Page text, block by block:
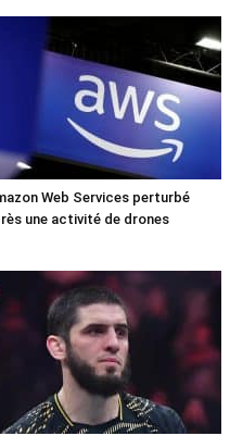
Web Services perturbé
une activité de drones